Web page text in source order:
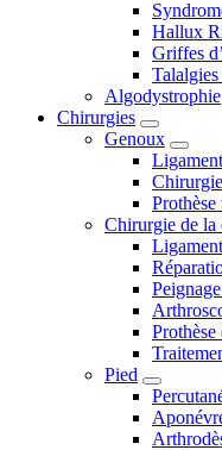
Hallux
Griffes
Talalgies
Algodystrophie
Chirurgies
Genoux
Prothèse
Chirurgie de la
Pied